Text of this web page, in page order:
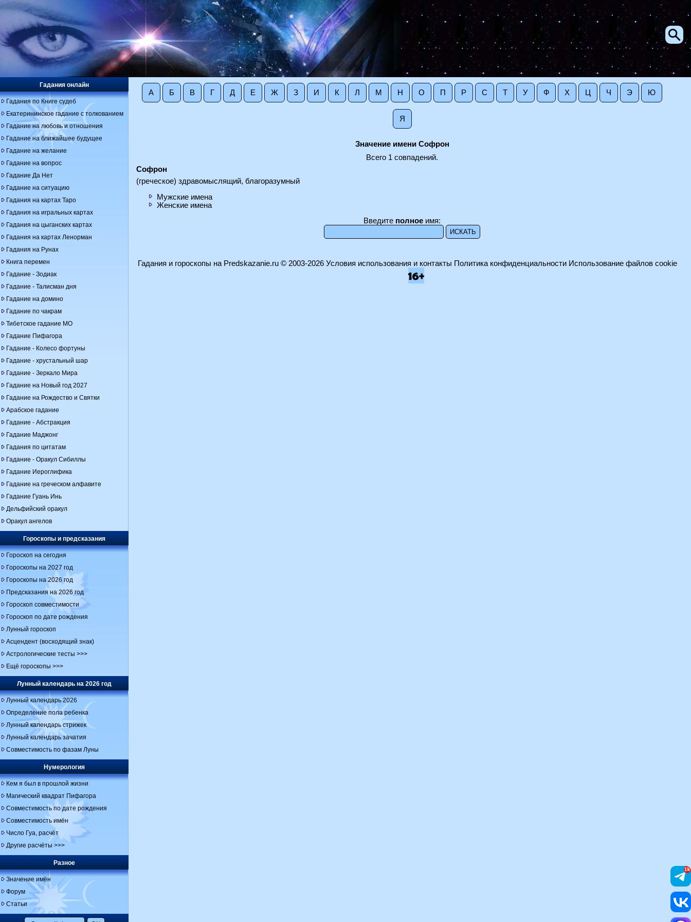
А Б В Г Д Е Ж З И К Л М Н О П Р С Т У Ф Х Ц Ч Э Ю
Я
Значение имени Софрон
Всего 1 совпадений.
Софрон
(греческое) здравомыслящий, благоразумный
Мужские имена
Женские имена
Введите полное имя:
Гадания онлайн
Гадания по Книге судеб
Екатерининское гадание с толкованием
Гадание на любовь и отношения
Гадание на ближайшее будущее
Гадание на желание
Гадание на вопрос
Гадание Да Нет
Гадание на ситуацию
Гадания на картах Таро
Гадания на игральных картах
Гадания на цыганских картах
Гадания на картах Ленорман
Гадания на Рунах
Книга перемен
Гадание - Зодиак
Гадание - Талисман дня
Гадание на домино
Гадание по чакрам
Тибетское гадание МО
Гадание Пифагора
Гадание - Колесо фортуны
Гадание - хрустальный шар
Гадание - Зеркало Мира
Гадание на Новый год 2027
Гадание на Рождество и Святки
Арабское гадание
Гадание - Абстракция
Гадание Маджонг
Гадания по цитатам
Гадание - Оракул Сибиллы
Гадание Иероглифика
Гадание на греческом алфавите
Гадание Гуань Инь
Дельфийский оракул
Оракул ангелов
Гороскопы и предсказания
Гороскоп на сегодня
Гороскопы на 2027 год
Гороскопы на 2026 год
Предсказания на 2026 год
Гороскоп совместимости
Гороскоп по дате рождения
Лунный гороскоп
Асцендент (восходящий знак)
Астрологические тесты >>>
Ещё гороскопы >>>
Лунный календарь на 2026 год
Лунный календарь 2026
Определение пола ребенка
Лунный календарь стрижек
Лунный календарь зачатия
Совместимость по фазам Луны
Нумерология
Кем я был в прошлой жизни
Магический квадрат Пифагора
Совместимость по дате рождения
Совместимость имён
Число Гуа, расчёт
Другие расчёты >>>
Разное
Значение имён
Форум
Статьи
Гадания и гороскопы на Predskazanie.ru© 2003-2026 Условия использования и контакты Политика конфиденциальности Использование файлов cookie